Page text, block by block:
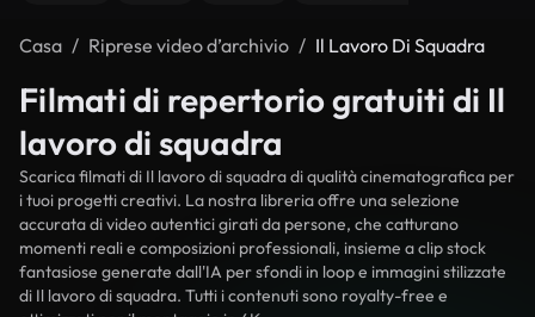
Casa Riprese video d’archivio Il Lavoro Di Squadra
Filmati di repertorio gratuiti di Il
lavoro di squadra
Scarica filmati di Il lavoro di squadra di qualità cinematografica per
i tuoi progetti creativi. La nostra libreria offre una selezione
accurata di video autentici girati da persone, che catturano
momenti reali e composizioni professionali, insieme a clip stock
fantasiose generate dall'IA per sfondi in loop e immagini stilizzate
di Il lavoro di squadra. Tutti i contenuti sono royalty-free e